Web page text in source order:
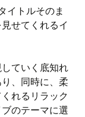
イトルそのま
せてくれるイ
ていく底知れ
、同時に、柔
れるリラック
のテーマに選